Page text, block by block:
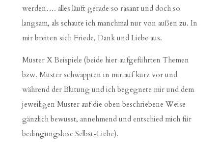
werden…. alles läuft gerade so rasant und doch so
langsam, als schaute ich manchmal nur von außen zu. In
mir breiten sich Friede, Dank und Liebe aus.
Muster X Beispiele (beide hier aufgeführten Themen
bzw. Muster schwappten in mir auf kurz vor und
während der Blutung und ich begegnete mir und dem
jeweiligen Muster auf die oben beschriebene Weise
gänzlich bewusst, annehmend und entschied mich für
bedingungslose Selbst-Liebe).